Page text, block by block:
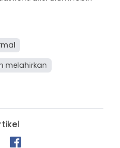
melahirkan